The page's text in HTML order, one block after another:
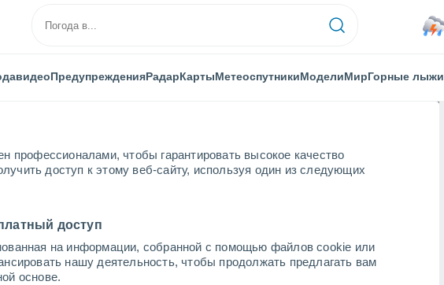
профессионалами, чтобы гарантировать высокое качество
доступ к этому веб-сайту, используя один из следующих
доступ
на информации, собранной с помощью файлов cookie или
нашу деятельность, чтобы продолжать предлагать вам
основе.
видеоПредупрежденияРадарКартыМетеоспутникиМоделиМирГорные лыжи
Погода в Riesneralm - Donnersbachwald